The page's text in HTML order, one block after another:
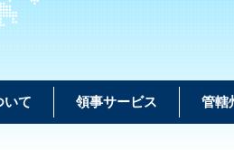
いて 領事サービス 管轄